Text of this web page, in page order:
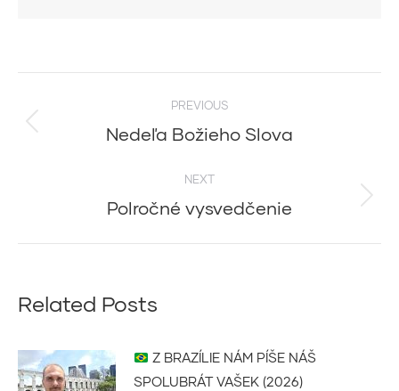
navigation
PREVIOUS
Previous
Nedeľa Božieho Slova
NEXT
Next
Polročné vysvedčenie
Related Posts
Z BRAZÍLIE NÁM PÍŠE NÁŠ
SPOLUBRÁT VAŠEK (2026)